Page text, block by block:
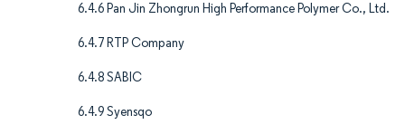
6.4.6 Pan Jin Zhongrun High Performance Polymer Co., Ltd.
6.4.7 RTP Company
6.4.8 SABIC
6.4.9 Syensqo